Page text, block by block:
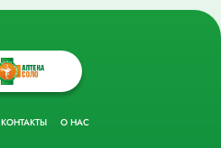
КОНТАКТЫ О НАС